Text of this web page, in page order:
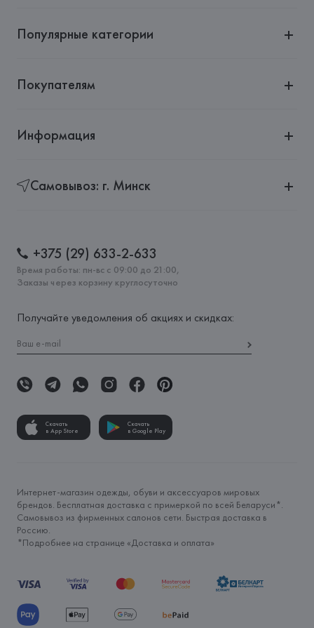
(Barcelona),
Популярные категории
Покупателям
Информация
Самовывоз: г. Минск
+375 (29) 633-2-633
Время работы: пн-вс с 09:00 до 21:00,
Заказы через корзину круглосуточно
Получайте уведомления об акциях и скидках:
Скачать
в App Store
Скачать
в Google Play
Интернет-магазин одежды, обуви и аксессуаров мировых
брендов. Бесплатная доставка с примеркой по всей Беларуси*.
Самовывоз из фирменных салонов сети. Быстрая доставка в
Россию.
*Подробнее на странице «Доставка и оплата»